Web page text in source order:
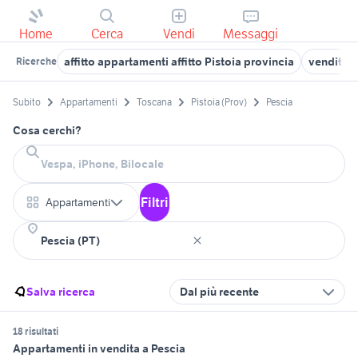
Home Cerca Vendi Messaggi
Ricerche affitto appartamenti affitto Pistoia provincia vendita
Subito Appartamenti Toscana Pistoia (Prov) Pescia
Cosa cerchi?
Appartamenti Filtri
Salva ricerca Dal più recente
18 risultati
Appartamenti in vendita a Pescia